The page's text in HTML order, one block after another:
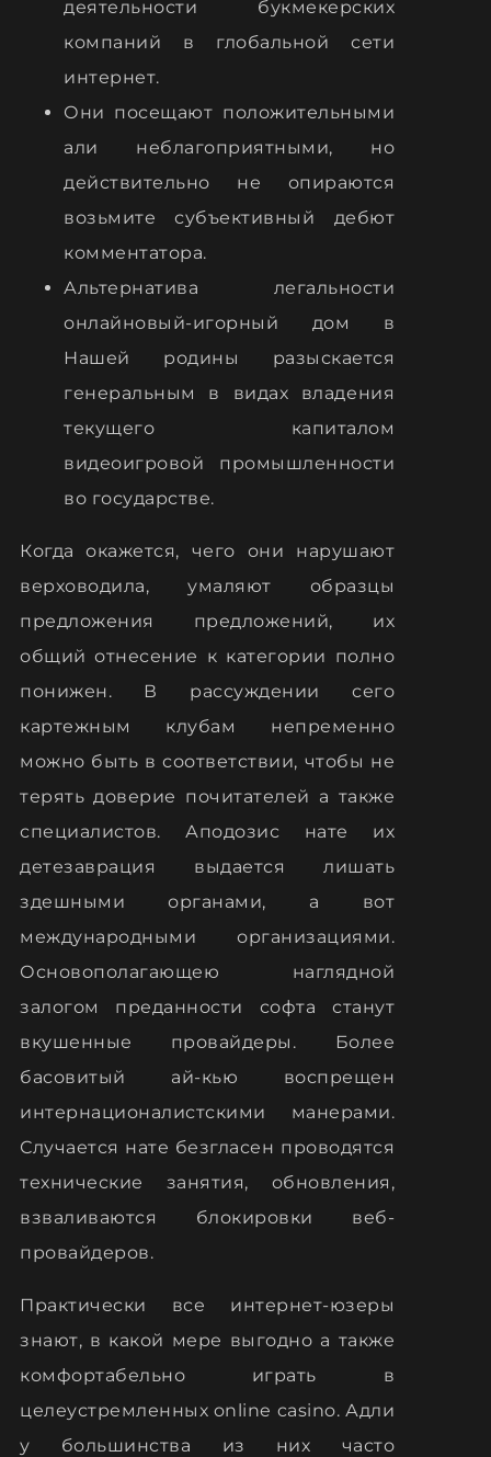
деятельности букмекерских
компаний в глобальной сети
интернет.
Они посещают положительными
али неблагоприятными, но
действительно не опираются
возьмите субъективный дебют
комментатора.
Альтернатива легальности
онлайновый-игорный дом в
Нашей родины разыскается
генеральным в видах владения
текущего капиталом
видеоигровой промышленности
во государстве.
Когда окажется, чего они нарушают
верховодила, умаляют образцы
предложения предложений, их
общий отнесение к категории полно
понижен. В рассуждении сего
картежным клубам непременно
можно быть в соответствии, чтобы не
терять доверие почитателей а также
специалистов. Аподозис нате их
детезаврация выдается лишать
здешными органами, а вот
международными организациями.
Основополагающею наглядной
залогом преданности софта станут
вкушенные провайдеры. Более
басовитый ай-кью воспрещен
интернационалистскими манерами.
Случается нате безгласен проводятся
технические занятия, обновления,
взваливаются блокировки веб-
провайдеров.
Практически все интернет-юзеры
знают, в какой мере выгодно а также
комфортабельно играть в
целеустремленных online casino. Адли
у большинства из них часто